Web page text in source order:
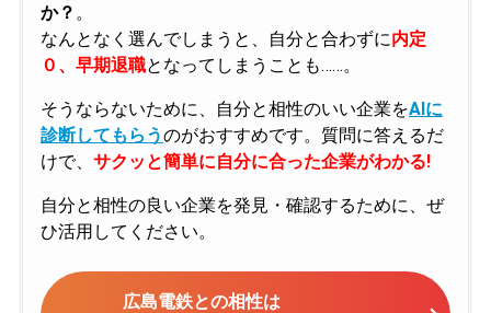
か？ 。
なんとなく選んでしまうと、自分と合わずに内定
０、早期退職となってしまうことも……。
そうならないために、自分と相性のいい企業をAIに
診断してもらうのがおすすめです。質問に答えるだ
けで、 サクッと簡単に自分に合った企業がわかる!
自分と相性の良い企業を発見・確認するために、ぜ
ひ活用してください。
広島電鉄との相性は